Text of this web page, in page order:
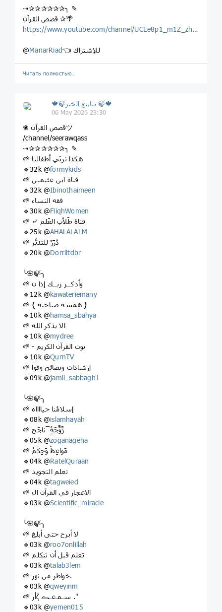
‏✰ قصص القرآن🌴
https://www.youtube.com/channel/UCEe8p1_m1Z_zhxxFBOuHuTw
@ManarRiad 👈 للإشتراك
Читать полностью…
🍁🍃ينابيع الخير 🍃🍁
06 May 2026 23:30
❀ قصص القرآنツ
/channel/seerawqass
⇢✰✰✰✰✰✰╮ ✎
🌱 هكذا نربّي أطفالنا
🔹32k @formykids
🌱 قناة ابن عثيمين
🔹32k @Ibinothaimeen
🌱 فقه النساء
🔹30k @FiiqhWomen
🌱 ⤶ قناة طَلأب العَلم
🔹25k @AHALALALM
🌱 دُرَرٌ للتَدَبُّر
🔹20k @Dorrlltdbr
╰🌸🍃╮
🌱 وأذكــر ربــك إذا ن
🔹12k @kawateriemany
🌱 ‌{ ⁩‌همسة صباحية }
🔹10k @hamsa_sbahya
🌱 الا بذكر الله
🔹10k @mydree
🌱 - بوت القرآن الكريم
🔹10k @QurnTV
🌱 إرشادات ونصائح وقوا
🔹09k @jamil_sabbagh1
╰🌸🍃╮
🌱 إسلامُنا حيااااه
🔹08k @islamhayah
🌱 زَّوًّجَةٍُ َ َناجَح
🔹05k @zoganageha
🌱 مَواعِظْ وَحِكَمْ
🔹04k @RatelQuraan
🌱 تعلم التجويد
🔹04k @tagweied
🌱 الاعجاز في القرآن ال
🔹03k @Scientific_miracle
╰🌸🍃╮
🌱 لا أبرح حتى أبلغ
🔹03k @roo7onlillah
🌱 تعلم قبل أن تتكلم
🔹03k @talab3lem
🌱 خواطر من نور.
🔹03k @qweyinm
🌱 أرζ سـمـﻋـڪ ."
🔹03k @yemen015